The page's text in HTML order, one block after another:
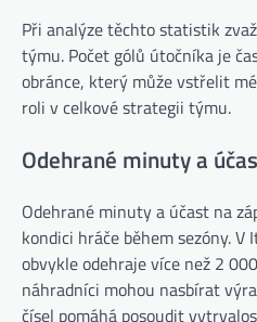
Při analýze těchto statistik
týmu. Počet gólů útočníka je
obránce, který může vstřelit
roli v celkové strategii týmu.
Odehrané minuty a
Odehrané minuty a účast na
kondici hráče během sezóny.
obvykle odehraje více než 2
náhradníci mohou nasbírat
čísel pomáhá posoudit